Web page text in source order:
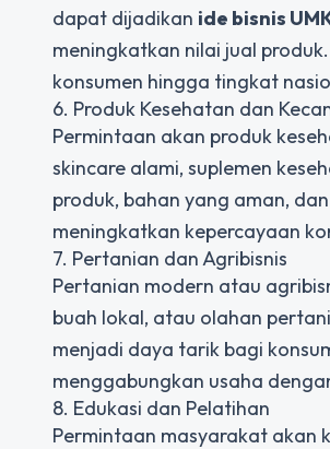
dapat dijadikan ide bisnis
meningkatkan nilai jual
konsumen hingga tingkat
6. Produk Kesehatan dan
Permintaan akan produk
skincare alami, suplemen
produk, bahan yang aman,
meningkatkan kepercayaan
7. Pertanian dan Agribisnis
Pertanian modern atau
buah lokal, atau olahan
menjadi daya tarik bagi
menggabungkan usaha
8. Edukasi dan Pelatihan
Permintaan masyarakat akan